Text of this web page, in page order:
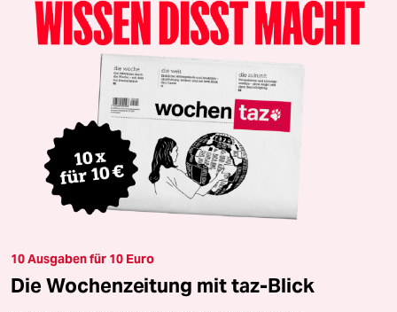
10 Ausgaben für 10 Euro
Die Wochenzeitung mit taz-Blick